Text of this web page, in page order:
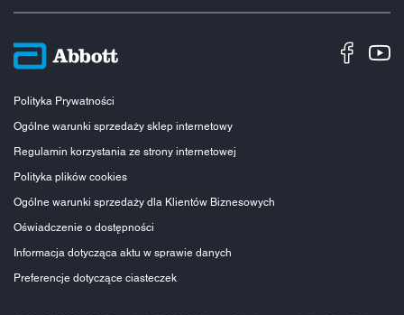
Polityka Prywatności
Ogólne warunki sprzedaży sklep internetowy
Regulamin korzystania ze strony internetowej
Polityka plików cookies
Ogólne warunki sprzedaży dla Klientów Biznesowych
Oświadczenie o dostępności
Informacja dotycząca aktu w sprawie danych
Preferencje dotyczące ciasteczek